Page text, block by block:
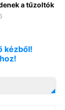
a tűzoltók
kézből!